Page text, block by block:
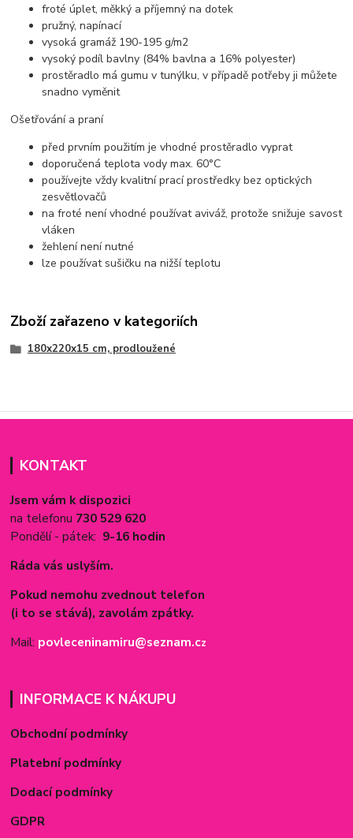
froté úplet, měkký a příjemný na dotek
pružný, napínací
vysoká gramáž 190-195 g/m2
vysoký podíl bavlny (84% bavlna a 16% polyester)
prostěradlo má gumu v tunýlku, v případě potřeby ji můžete
snadno vyměnit
Ošetřování a praní
před prvním použitím je vhodné prostěradlo vyprat
doporučená teplota vody max. 60°C
používejte vždy kvalitní prací prostředky bez optických
zesvětlovačů
na froté není vhodné používat aviváž, protože snižuje savost
vláken
žehlení není nutné
lze používat sušičku na nižší teplotu
Zboží zařazeno v kategoriích
180x220x15 cm, prodloužené
KONTAKT
Jsem vám k dispozici
na telefonu 730 529 620
Pondělí - pátek: 9-16 hodin
Ráda vás uslyším.
Pokud nemohu zvednout telefon
(i to se stává), zavolám zpátky.
Mail: povleceninamiru@seznam.cz
INFORMACE K NÁKUPU
Obchodní podmínky
Platební podmínky
Dodací podmínky
GDPR